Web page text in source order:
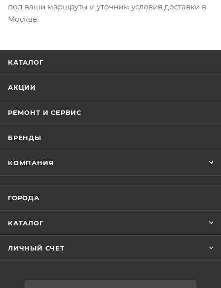
под ваши маршруты и уточним условия доставки в
Москве.
КАТАЛОГ
АКЦИИ
РЕМОНТ И СЕРВИС
БРЕНДЫ
КОМПАНИЯ
ГОРОДА
КАТАЛОГ
ЛИЧНЫЙ СЧЕТ